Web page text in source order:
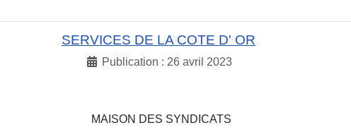
SERVICES DE LA COTE D' OR
Publication : 26 avril 2023
MAISON DES SYNDICATS